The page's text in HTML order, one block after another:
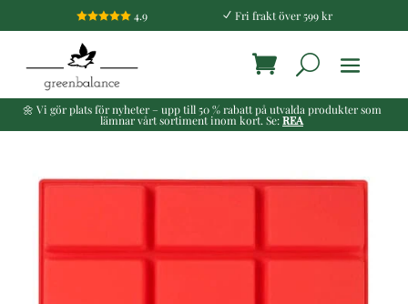
4.9 N Fri frakt över 599 kr
🌼 Vi gör plats för nyheter – upp till 50 % rabatt på utvalda produkter som
lämnar vårt sortiment inom kort. Se:REA